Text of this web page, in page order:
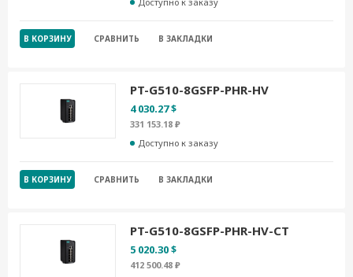
В КОРЗИНУ СРАВНИТЬ В ЗАКЛАДКИ
PT-G510-8GSFP-PHR-HV
4 030.27 $
331 153.18 ₽
Доступно к заказу
В КОРЗИНУ СРАВНИТЬ В ЗАКЛАДКИ
PT-G510-8GSFP-PHR-HV-CT
5 020.30 $
412 500.48 ₽